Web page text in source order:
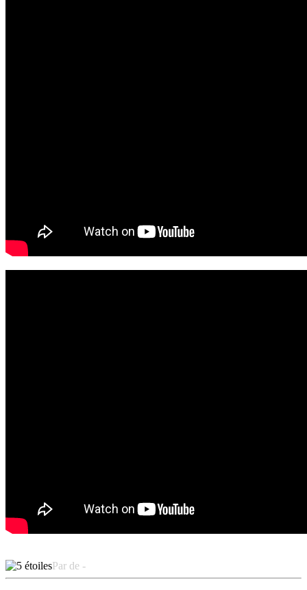
Par de -